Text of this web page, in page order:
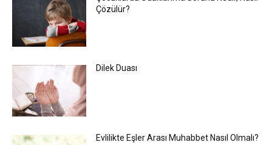
Çözülür?
Dilek Duası
Evlilikte Eşler Arası Muhabbet Nasıl Olmalı?